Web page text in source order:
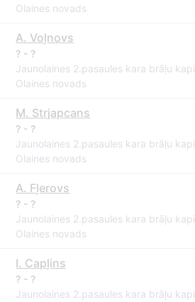
Olaines novads
A. Voļnovs
? - ?
Jaunolaines 2.pasaules kara brāļu kapi
Olaines novads
M. Strjapcans
? - ?
Jaunolaines 2.pasaules kara brāļu kapi
Olaines novads
A. Fļerovs
? - ?
Jaunolaines 2.pasaules kara brāļu kapi
Olaines novads
I. Capļins
? - ?
Jaunolaines 2.pasaules kara brāļu kapi